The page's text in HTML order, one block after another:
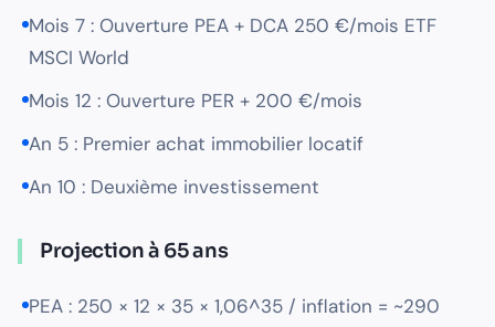
Mois 7 : Ouverture PEA + DCA 250 €/mois ETF
MSCI World
Mois 12 : Ouverture PER + 200 €/mois
An 5 : Premier achat immobilier locatif
An 10 : Deuxième investissement
Projection à 65 ans
PEA : 250 × 12 × 35 × 1,06^35 / inflation = ~290